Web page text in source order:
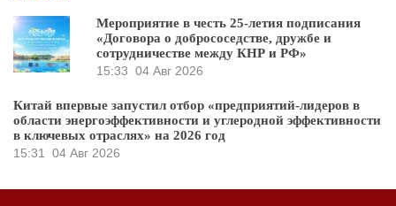
Мероприятие в честь 25-летия подписания
«Договора о добрососедстве, дружбе и
сотрудничестве между КНР и РФ»
15:33 04 Авг 2026
Китай впервые запустил отбор «предприятий-лидеров в
области энергоэффективности и углеродной эффективности
в ключевых отраслях» на 2026 год
15:31
04 Авг 2026